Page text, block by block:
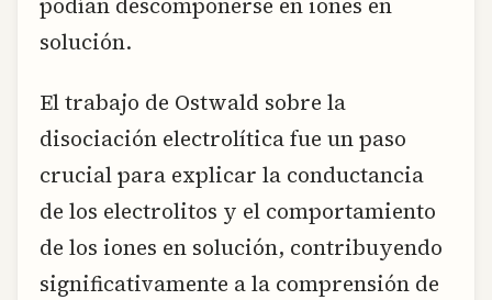
solución.
El trabajo de Ostwald sobre la
disociación electrolítica fue un paso
crucial para explicar la conductancia
de los electrolitos y el comportamiento
de los iones en solución, contribuyendo
significativamente a la comprensión de